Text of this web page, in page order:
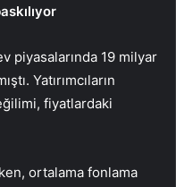
piyasalarında 19 milyar
Yatırımcıların
fiyatlardaki
ortalama fonlama